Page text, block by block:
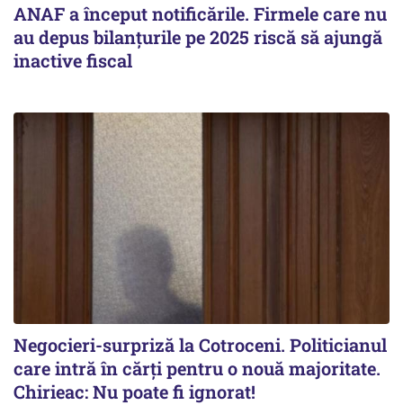
ANAF a început notificările. Firmele care nu
au depus bilanțurile pe 2025 riscă să ajungă
inactive fiscal
Negocieri-surpriză la Cotroceni. Politicianul
care intră în cărți pentru o nouă majoritate.
Chirieac: Nu poate fi ignorat!